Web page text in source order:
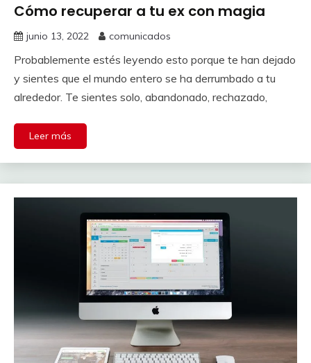
Cómo recuperar a tu ex con magia
junio 13, 2022 comunicados
Probablemente estés leyendo esto porque te han dejado
y sientes que el mundo entero se ha derrumbado a tu
alrededor. Te sientes solo, abandonado, rechazado,
Leer más